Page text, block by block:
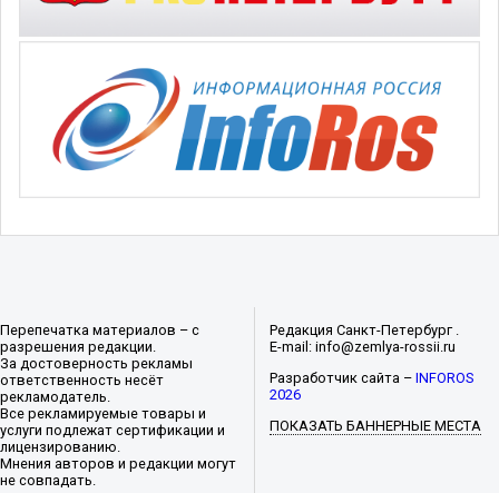
Перепечатка материалов – с
разрешения редакции.
За достоверность рекламы
ответственность несёт
рекламодатель.
Все рекламируемые товары и
услуги подлежат сертификации и
лицензированию.
Мнения авторов и редакции могут
не совпадать.
Редакция Санкт-Петербург .
E-mail: info@zemlya-rossii.ru
Разработчик сайта –INFOROS
2026
ПОКАЗАТЬ БАННЕРНЫЕ МЕСТА